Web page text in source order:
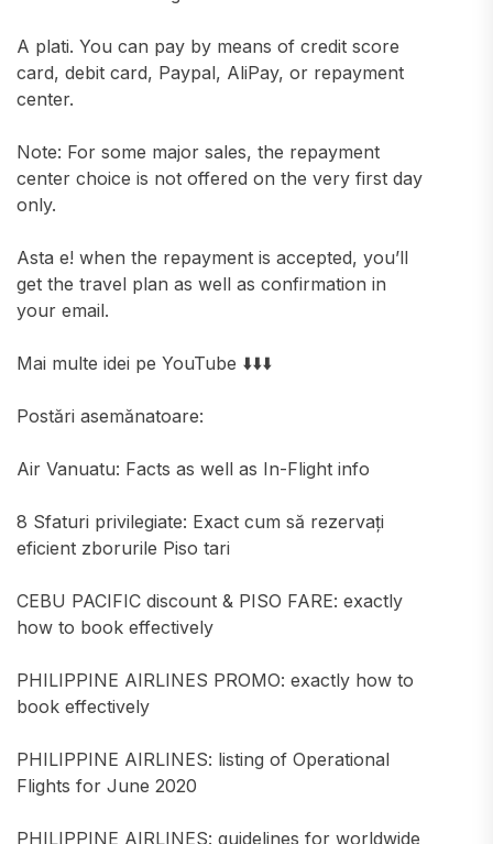
A plati. You can pay by means of credit score
card, debit card, Paypal, AliPay, or repayment
center.
Note: For some major sales, the repayment
center choice is not offered on the very first day
only.
Asta e! when the repayment is accepted, you’ll
get the travel plan as well as confirmation in
your email.
Mai multe idei pe YouTube ⬇️⬇️⬇️
Postări asemănatoare:
Air Vanuatu: Facts as well as In-Flight info
8 Sfaturi privilegiate: Exact cum să rezervați
eficient zborurile Piso tari
CEBU PACIFIC discount & PISO FARE: exactly
how to book effectively
PHILIPPINE AIRLINES PROMO: exactly how to
book effectively
PHILIPPINE AIRLINES: listing of Operational
Flights for June 2020
PHILIPPINE AIRLINES: guidelines for worldwide